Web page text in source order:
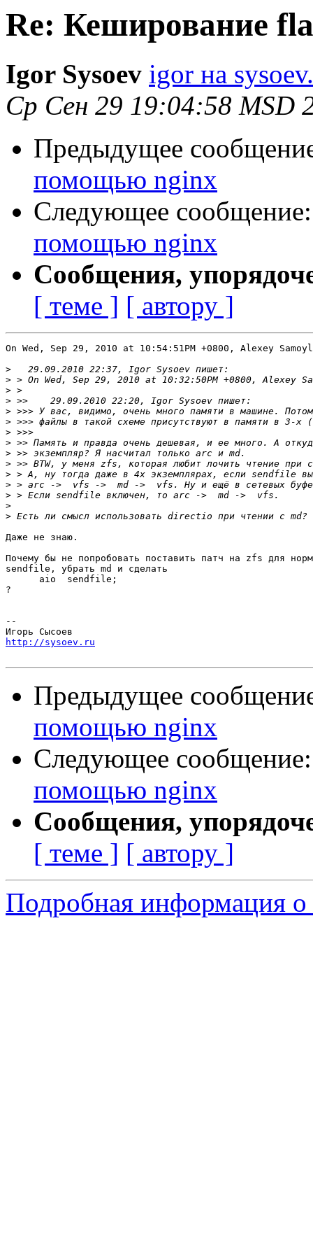
Re: Кеширование
Igor Sysoev igor на
Ср Сен 29 19:04:58 MSD
Предыдущее
помощью nginx
Следующее
помощью nginx
Сообщения,
[ теме ] [ автору ]
On Wed, Sep 29, 2010 at 10:54:51PM +0800, Alexey
>
>
>
>
>
>
>
>
>
>
>
>
>
>
>
Даже не знаю.
Почему бы не попробовать поставить патч на zfs для
sendfile, убрать md и сделать
      aio  sendfile;
?
--
http://sysoev.ru
Предыдущее
помощью nginx
Следующее
помощью nginx
Сообщения,
[ теме ] [ автору ]
Подробная информация